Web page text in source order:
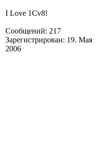
I Love 1Cv8!
Сообщений: 217
Зарегистрирован: 19. Мая
2006